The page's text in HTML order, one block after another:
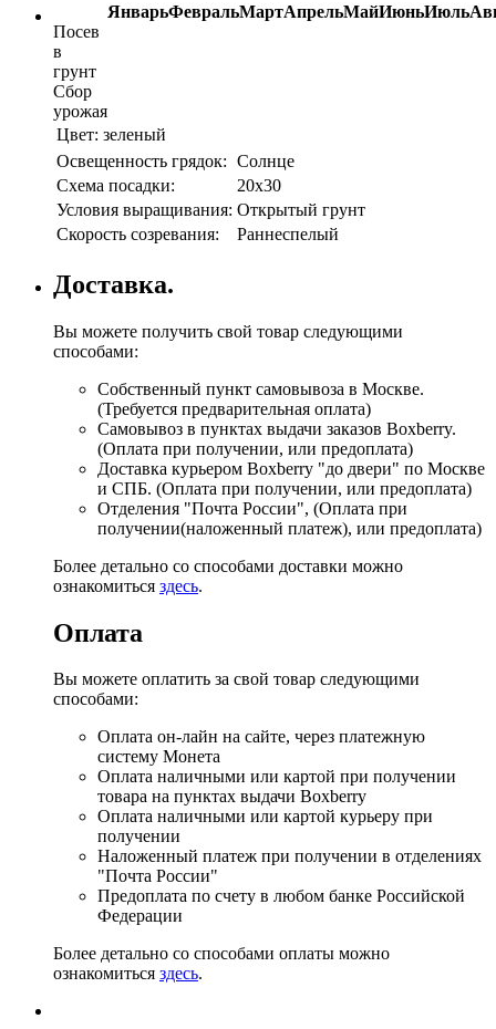
ЯнварьФевральМартАпрельМайИюньИюль
Посев
в
грунт
Сбор
урожая
Цвет: зеленый
Освещенность грядок: Солнце
Схема посадки:
20х30
Условия выращивания: Открытый грунт
Скорость созревания:
Раннеспелый
Доставка.
Вы можете получить свой товар следующими
способами:
Собственный пункт самовывоза в Москве.
(Требуется предварительная оплата)
Самовывоз в пунктах выдачи заказов Boxberry.
(Оплата при получении, или предоплата)
Доставка курьером Boxberry "до двери" по Москве
и СПБ. (Оплата при получении, или предоплата)
Отделения "Почта России", (Оплата при
получении(наложенный платеж), или предоплата)
Более детально со способами доставки можно
ознакомиться здесь.
Оплата
Вы можете оплатить за свой товар следующими
способами:
Оплата он-лайн на сайте, через платежную
систему Монета
Оплата наличными или картой при получении
товара на пунктах выдачи Boxberry
Оплата наличными или картой курьеру при
получении
Наложенный платеж при получении в отделениях
"Почта России"
Предоплата по счету в любом банке Российской
Федерации
Более детально со способами оплаты можно
ознакомиться здесь.